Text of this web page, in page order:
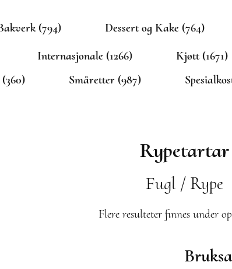
(794) Dessert og Kake (764)
Internasjonale (1266) Kjøtt (1671)
Småretter (987)
Rypetartar
Fugl / Rype
Flere resulteter finnes under